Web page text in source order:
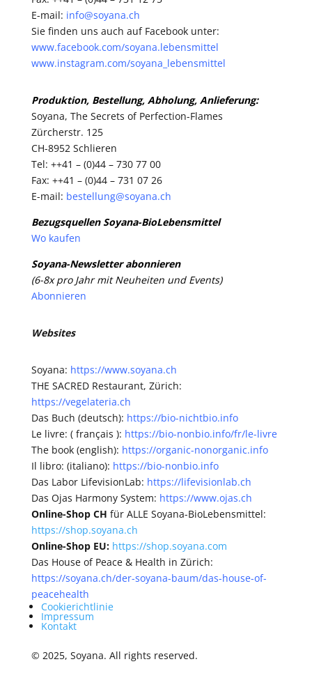
E-mail: info@soyana.ch
Sie finden uns auch auf Facebook unter:
www.facebook.com/soyana.lebensmittel
www.instagram.com/soyana_lebensmittel
Produktion, Bestellung, Abholung, Anlieferung:
Soyana, The Secrets of Perfection-Flames
Zürcherstr. 125
CH-8952 Schlieren
Tel: ++41 – (0)44 – 730 77 00
Fax: ++41 – (0)44 – 731 07 26
E-mail: bestellung@soyana.ch
Bezugsquellen Soyana-BioLebensmittel
Wo kaufen
Soyana-Newsletter abonnieren
(6-8x pro Jahr mit Neuheiten und Events)
Abonnieren
Websites
Soyana: https://www.soyana.ch
THE SACRED Restaurant, Zürich:
https://vegelateria.ch
Das Buch (deutsch): https://bio-nichtbio.info
Le livre: ( français ): https://bio-nonbio.info/fr/le-livre
The book (english): https://organic-nonorganic.info
Il libro: (italiano): https://bio-nonbio.info
Das Labor LifevisionLab: https://lifevisionlab.ch
Das Ojas Harmony System: https://www.ojas.ch
Online-Shop CH für ALLE Soyana-BioLebensmittel:
https://shop.soyana.ch
Online-Shop EU: https://shop.soyana.com
Das House of Peace & Health in Zürich:
https://soyana.ch/der-soyana-baum/das-house-of-
peacehealth
Cookierichtlinie
Impressum
Kontakt
© 2025, Soyana. All rights reserved.